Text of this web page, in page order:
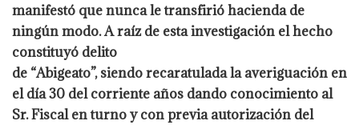
manifestó que nunca le transfirióhacienda de
ningún modo. A raíz de esta investigación el hecho
constituyó delito
de “Abigeato”, siendo recaratulada la averiguación en
el día 30 del corriente años dando conocimiento al
Sr. Fiscal en turno y con previa autorización del